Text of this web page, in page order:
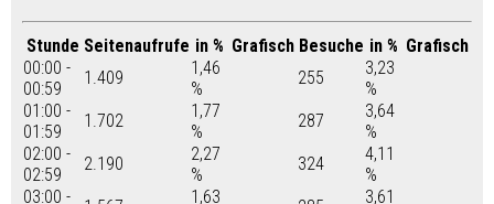
Stunde Seitenaufrufe in % Grafisch Besuche in % Grafisch
00:00 -
00:59
1.409
1,46
%
255
3,23
%
01:00 -
01:59
1.702
1,77
%
287
3,64
%
02:00 -
02:59
2.190
2,27
%
324
4,11
%
03:00 -
1,63
3,61